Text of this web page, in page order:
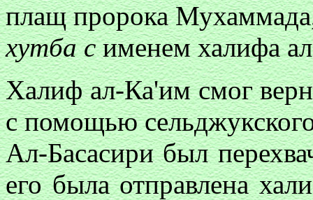
плащ пророка
хутба сименем халифа
Халиф ал-Ка'им смог
с помощью
Ал-Басасири был
его была отправлена